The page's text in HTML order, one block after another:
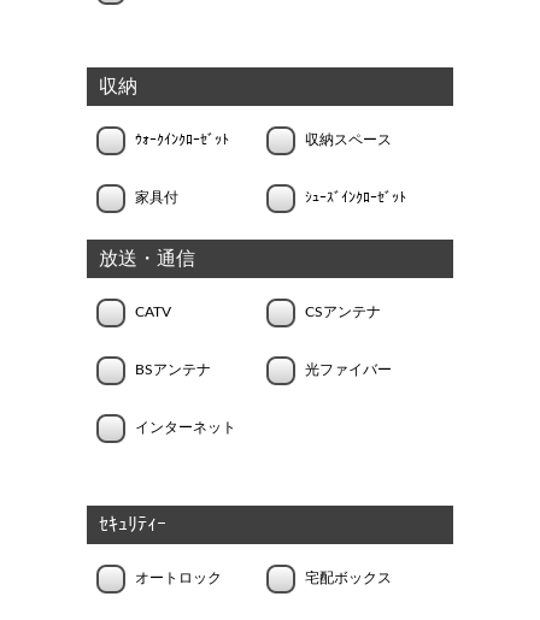
収納
ｳｫｰｸｲﾝｸﾛｰｾﾞｯﾄ 収納スペース
家具付 ｼｭｰｽﾞｲﾝｸﾛｰｾﾞｯﾄ
放送・通信
CATV CSアンテナ
BSアンテナ 光ファイバー
インターネット
ｾｷｭﾘﾃｨｰ
オートロック 宅配ボックス